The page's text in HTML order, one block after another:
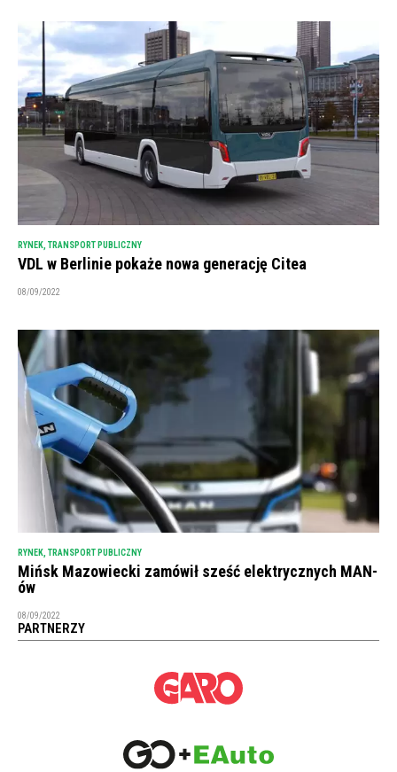
RYNEK TRANSPORT PUBLICZNY
VDL w Berlinie pokaże nowa generację Citea
08/09/2022
RYNEK TRANSPORT PUBLICZNY
Mińsk Mazowiecki zamówił sześć elektrycznych MAN-
ów
08/09/2022
PARTNERZY